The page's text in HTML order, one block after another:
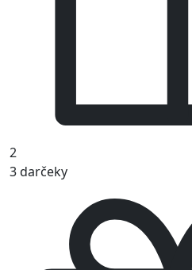
2
3 darčeky